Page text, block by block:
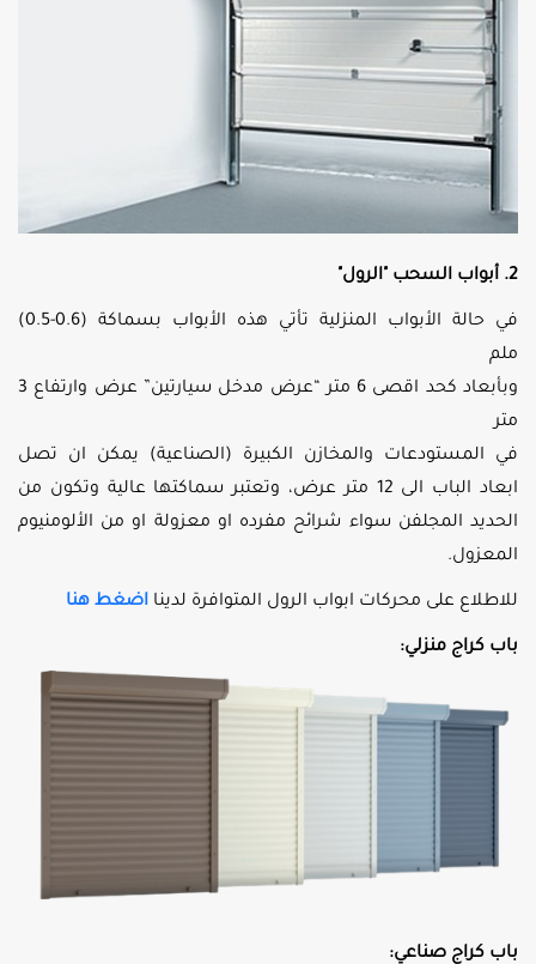
2. أبواب السحب "الرول"
في حالة الأبواب المنزلية تأتي هذه الأبواب بسماكة (0.6-0.5)
ملم
وبأبعاد كحد اقصى 6 متر “عرض مدخل سيارتين” عرض وارتفاع 3
متر
في المستودعات والمخازن الكبيرة (الصناعية) يمكن ان تصل
ابعاد الباب الى 12 متر عرض، وتعتبر سماكتها عالية وتكون من
الحديد المجلفن سواء شرائح مفرده او معزولة او من الألومنيوم
المعزول.
للاطلاع على محركات ابواب الرول المتوافرة لدينا اضغط هنا
باب كراج منزلي:
باب كراج صناعي: